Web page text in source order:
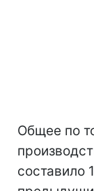
Общее по
составило